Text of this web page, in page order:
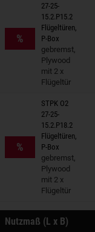
%
27-25-
15.2.P15.2
Flügeltüren,
P-Box
gebremst,
Plywood
mit 2 x
Flügeltür
auf
%
STPK O2
27-25-
15.2.P18.2
Flügeltüren,
P-Box
gebremst,
Plywood
mit 2 x
Flügeltür
auf
Nutzmaß (L x B)